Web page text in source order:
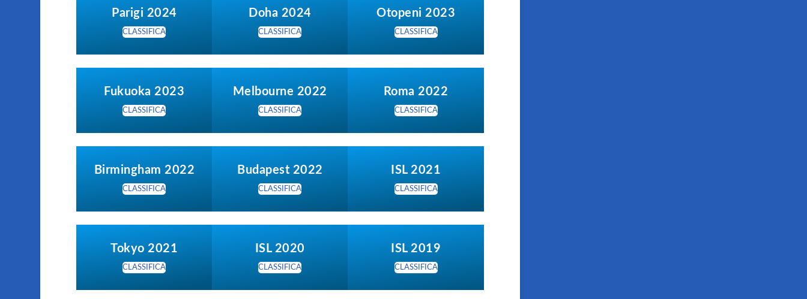
Parigi 2024
CLASSIFICA
Doha 2024
CLASSIFICA
Otopeni 2023
CLASSIFICA
Fukuoka 2023
CLASSIFICA
Melbourne 2022
CLASSIFICA
Roma 2022
CLASSIFICA
Birmingham 2022
CLASSIFICA
Budapest 2022
CLASSIFICA
ISL 2021
CLASSIFICA
Tokyo 2021
CLASSIFICA
ISL 2020
CLASSIFICA
ISL 2019
CLASSIFICA